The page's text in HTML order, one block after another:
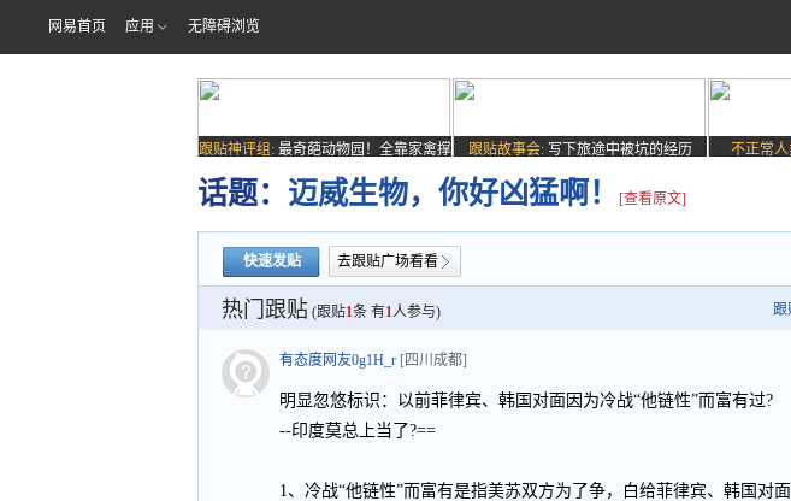
网易首页 应用 无障碍浏览
跟贴神评组: 最奇葩动物园！全靠家禽撑
场子
跟贴故事会: 写下旅途中被坑的经历 不正常人
话题： 迈威生物，你好凶猛啊！ [查看原文]
快速发贴 去跟贴广场看看
热门跟贴 (跟贴1条 有1人参与) 跟
有态度网友0g1H_r [四川成都]
明显忽悠标识：以前菲律宾、韩国对面因为冷战“他链性”而富有过?
--印度莫总上当了?==
1、冷战“他链性”而富有是指美苏双方为了争，白给菲律宾、韩国对面